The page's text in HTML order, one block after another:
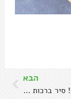
הבא
שנהיה לראש! סיר ברכות לראש השנה